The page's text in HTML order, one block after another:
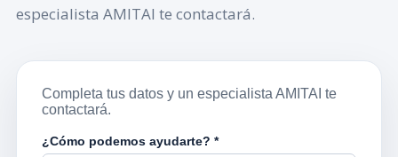
especialista AMITAI te contactará.